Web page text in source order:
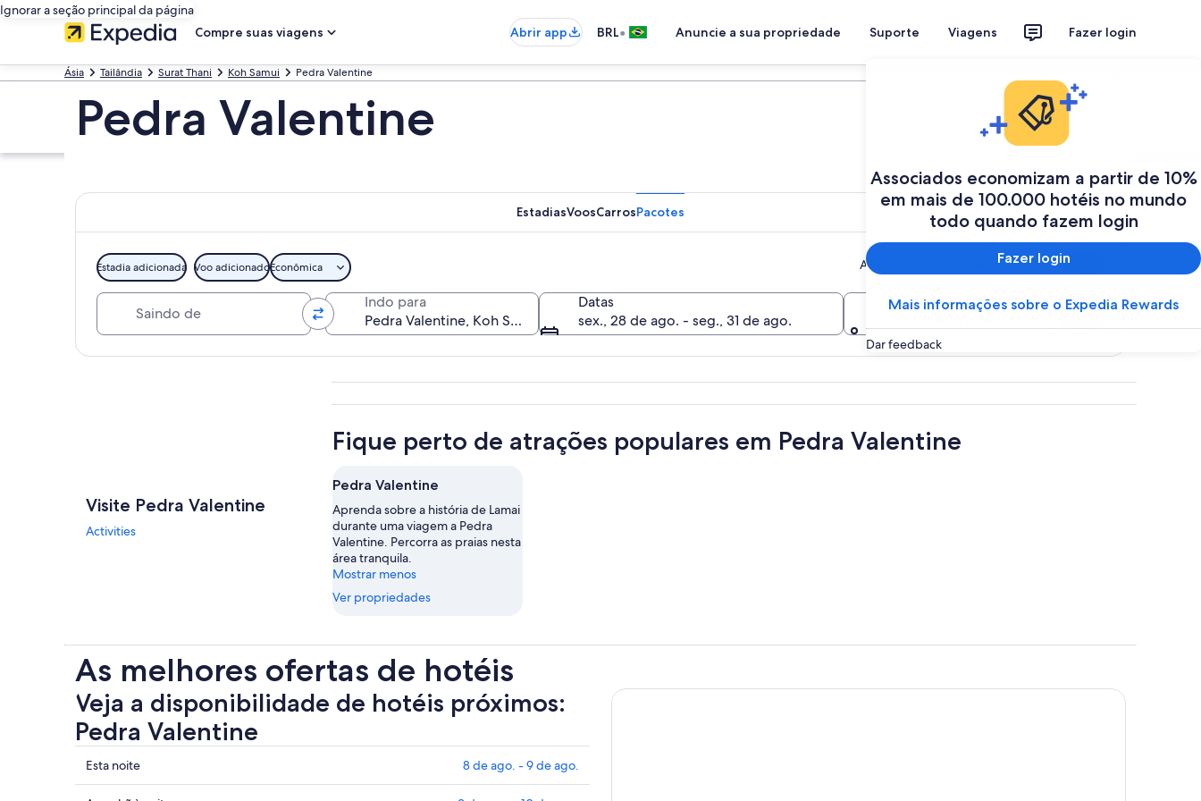
Ignorar a seção principal da página
Compre suas viagens
Abrir app BRL• Anuncie a sua propriedade Suporte Viagens Fazer login
Associados economizam a partir de 10%
em mais de 100.000 hotéis no mundo
todo quando fazem login
Fazer login
Mais informações sobre o Expedia Rewards
Dar feedback
Ásia Tailândia Surat Thani Koh Samui Pedra Valentine
Pedra Valentine
EstadiasVoosCarrosPacotes
Estadia adicionada Voo adicionadoEconômica Adicionar vários destinos ou datas
Indo para
Datas
sex., 28 de ago. - seg., 31 de ago.
Viajantes
Buscar
Visite Pedra Valentine
Activities
Fique perto de atrações populares em Pedra Valentine
Pedra Valentine
Aprenda sobre a história de Lamai
durante uma viagem a Pedra
Valentine. Percorra as praias nesta
área tranquila.
Mostrar menos
Ver propriedades
As melhores ofertas de hotéis
Veja a disponibilidade de hotéis próximos:
Pedra Valentine
Mostrar
preços
Esta noite 8 de ago. - 9 de ago.